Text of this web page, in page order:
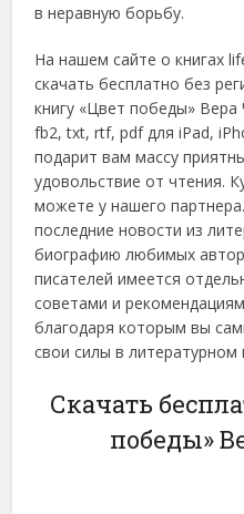
в неравную борьбу.
На нашем сайте о книгах
скачать бесплатно без
книгу «Цвет победы»
fb2, txt, rtf, pdf для iPad,
подарит вам массу
удовольствие от чтения.
можете у нашего
последние новости из
биографию любимых
писателей имеется
советами и
благодаря которым вы
свои силы в литературном
Скачать
победы»